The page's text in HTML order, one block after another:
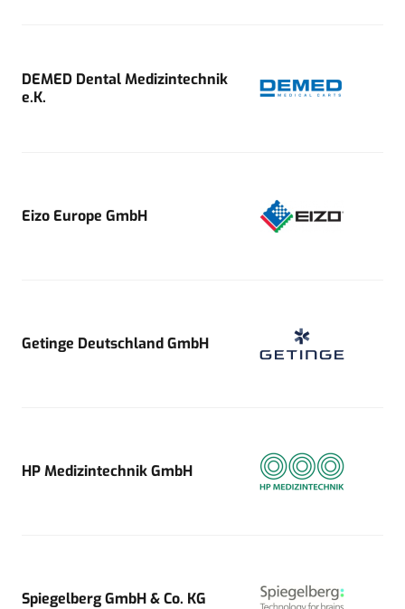
DEMED Dental Medizintechnik
e.K.
Eizo Europe GmbH
Getinge Deutschland GmbH
HP Medizintechnik GmbH
Spiegelberg GmbH & Co. KG